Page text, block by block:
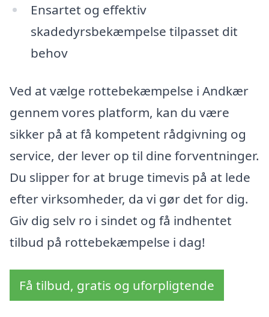
Ensartet og effektiv
skadedyrsbekæmpelse tilpasset dit
behov
Ved at vælge rottebekæmpelse i Andkær
gennem vores platform, kan du være
sikker på at få kompetent rådgivning og
service, der lever op til dine forventninger.
Du slipper for at bruge timevis på at lede
efter virksomheder, da vi gør det for dig.
Giv dig selv ro i sindet og få indhentet
tilbud på rottebekæmpelse i dag!
Få tilbud, gratis og uforpligtende